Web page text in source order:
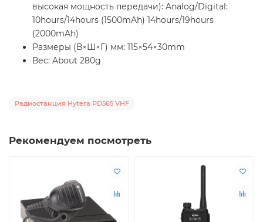
высокая мощность передачи): Analog/Digital:
10hours/14hours (1500mAh) 14hours/19hours
(2000mAh)
Размеры (В×Ш×Г) мм: 115×54×30mm
Вес: About 280g
Радиостанция Hytera PD565 VHF
Рекомендуем посмотреть